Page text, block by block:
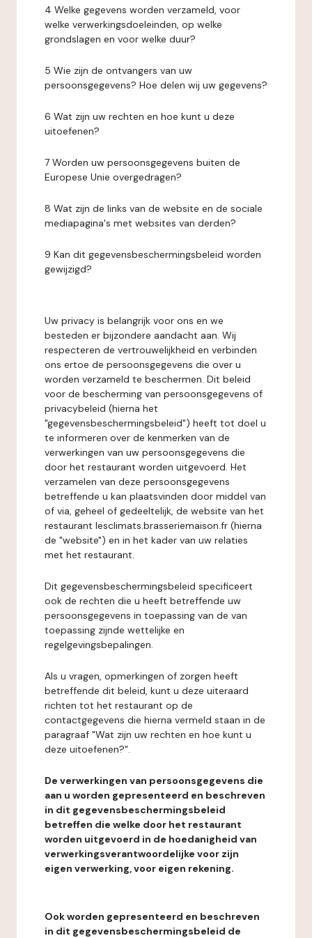
4 Welke gegevens worden verzameld, voor
welke verwerkingsdoeleinden, op welke
grondslagen en voor welke duur?
5 Wie zijn de ontvangers van uw
persoonsgegevens? Hoe delen wij uw gegevens?
6 Wat zijn uw rechten en hoe kunt u deze
uitoefenen?
7 Worden uw persoonsgegevens buiten de
Europese Unie overgedragen?
8 Wat zijn de links van de website en de sociale
mediapagina's met websites van derden?
9 Kan dit gegevensbeschermingsbeleid worden
gewijzigd?
Uw privacy is belangrijk voor ons en we
besteden er bijzondere aandacht aan. Wij
respecteren de vertrouwelijkheid en verbinden
ons ertoe de persoonsgegevens die over u
worden verzameld te beschermen. Dit beleid
voor de bescherming van persoonsgegevens of
privacybeleid (hierna het
"gegevensbeschermingsbeleid") heeft tot doel u
te informeren over de kenmerken van de
verwerkingen van uw persoonsgegevens die
door het restaurant worden uitgevoerd. Het
verzamelen van deze persoonsgegevens
betreffende u kan plaatsvinden door middel van
of via, geheel of gedeeltelijk, de website van het
restaurant lesclimats.brasseriemaison.fr (hierna
de "website") en in het kader van uw relaties
met het restaurant.
Dit gegevensbeschermingsbeleid specificeert
ook de rechten die u heeft betreffende uw
persoonsgegevens in toepassing van de van
toepassing zijnde wettelijke en
regelgevingsbepalingen.
Als u vragen, opmerkingen of zorgen heeft
betreffende dit beleid, kunt u deze uiteraard
richten tot het restaurant op de
contactgegevens die hierna vermeld staan in de
paragraaf "Wat zijn uw rechten en hoe kunt u
deze uitoefenen?".
De verwerkingen van persoonsgegevens die
aan u worden gepresenteerd en beschreven
in dit gegevensbeschermingsbeleid
betreffen die welke door het restaurant
worden uitgevoerd in de hoedanigheid van
verwerkingsverantwoordelijke voor zijn
eigen verwerking, voor eigen rekening.
Ook worden gepresenteerd en beschreven
in dit gegevensbeschermingsbeleid de